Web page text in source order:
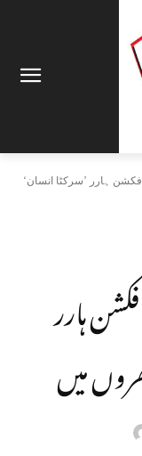
ہارر ’سرکٹا انسان‘
ہارر
میں